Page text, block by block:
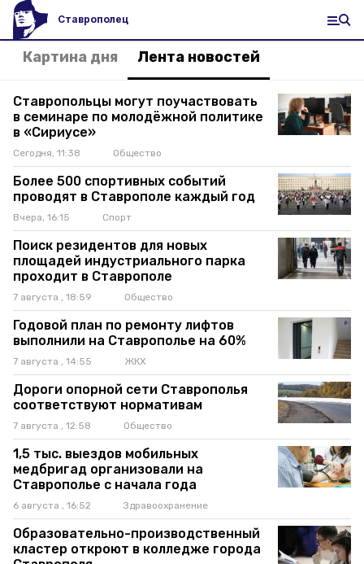
Ставрополец
Картина дня Лента новостей
Ставропольцы могут поучаствовать
в семинаре по молодёжной политике
в «Сириусе»
Сегодня, 11:38 Общество
Более 500 спортивных событий
проводят в Ставрополе каждый год
Вчера, 16:15 Спорт
Поиск резидентов для новых
площадей индустриального парка
проходит в Ставрополе
7 августа , 18:59 Общество
Годовой план по ремонту лифтов
выполнили на Ставрополье на 60%
7 августа , 14:55 ЖКХ
Дороги опорной сети Ставрополья
соответствуют нормативам
7 августа , 12:58 Общество
1,5 тыс. выездов мобильных
медбригад организовали на
Ставрополье с начала года
6 августа , 16:52 Здравоохранение
Образовательно-производственный
кластер откроют в колледже города